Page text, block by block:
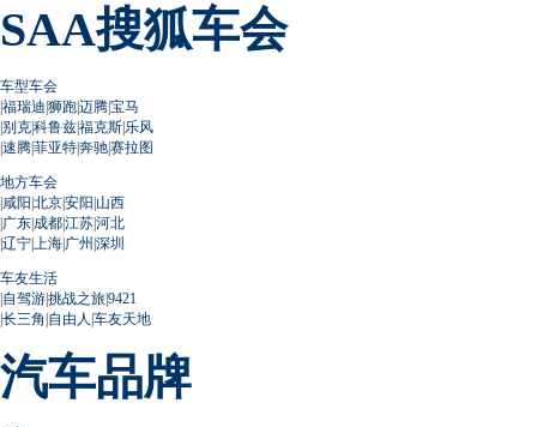
SAA搜狐车会
车型车会
|福瑞迪|狮跑|迈腾|宝马
|别克|科鲁兹|福克斯|乐风
|速腾|菲亚特|奔驰|赛拉图
地方车会
|咸阳|北京|安阳|山西
|广东|成都|江苏|河北
|辽宁| 上海|广州 |深圳
车友生活
|自驾游|挑战之旅|9421
|长三角 |自由人 |车友天地
汽车品牌